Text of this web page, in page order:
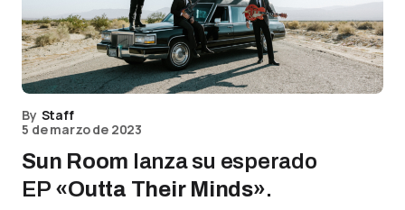
By Staff
5 de marzo de 2023
Sun Room lanza su esperado
EP «Outta Their Minds».